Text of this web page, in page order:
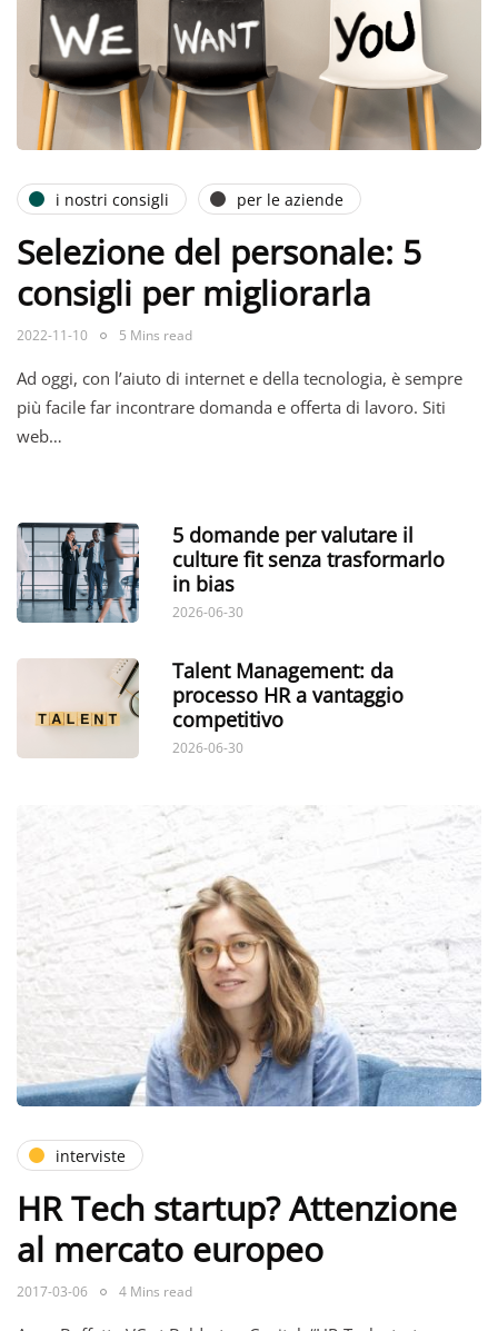
i nostri consigli per le aziende
Selezione del personale: 5
consigli per migliorarla
2022-11-10 5 Mins read
Ad oggi, con l’aiuto di internet e della tecnologia, è sempre
più facile far incontrare domanda e offerta di lavoro. Siti
web…
5 domande per valutare il
culture fit senza trasformarlo
in bias
2026-06-30
Talent Management: da
processo HR a vantaggio
competitivo
2026-06-30
interviste
HR Tech startup? Attenzione
al mercato europeo
2017-03-06 4 Mins read